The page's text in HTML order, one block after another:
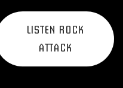
LISTEN ROCK
ATTACK